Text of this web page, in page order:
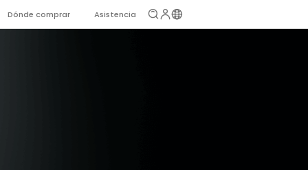
Dónde comprar Asistencia